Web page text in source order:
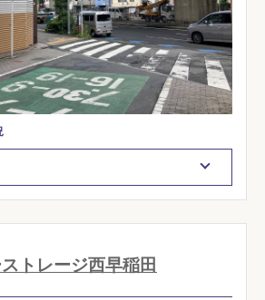
トレージ西早稲田